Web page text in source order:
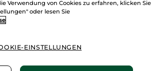
Wir
unsere Felder
Verwendung von Cookies zu erfahren, klicken Sie
oder lesen Sie
EINSTELLUNGEN